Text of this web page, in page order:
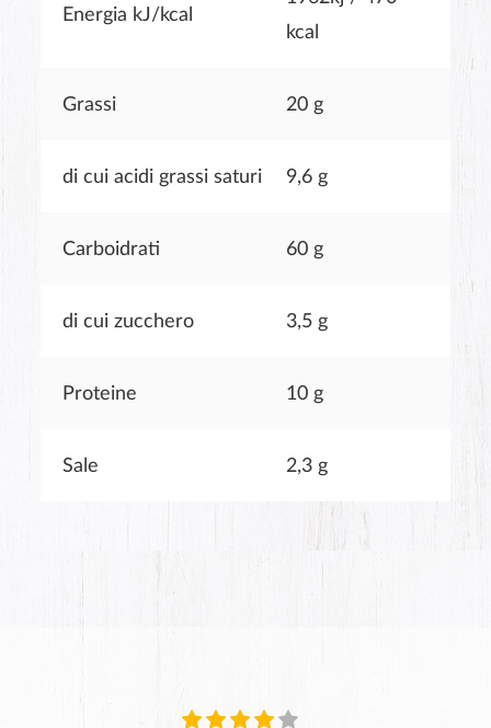
Energia kJ/kcal
kcal
Grassi 20 g
di cui acidi grassi saturi 9,6 g
Carboidrati 60 g
di cui zucchero 3,5 g
Proteine 10 g
Sale 2,3 g